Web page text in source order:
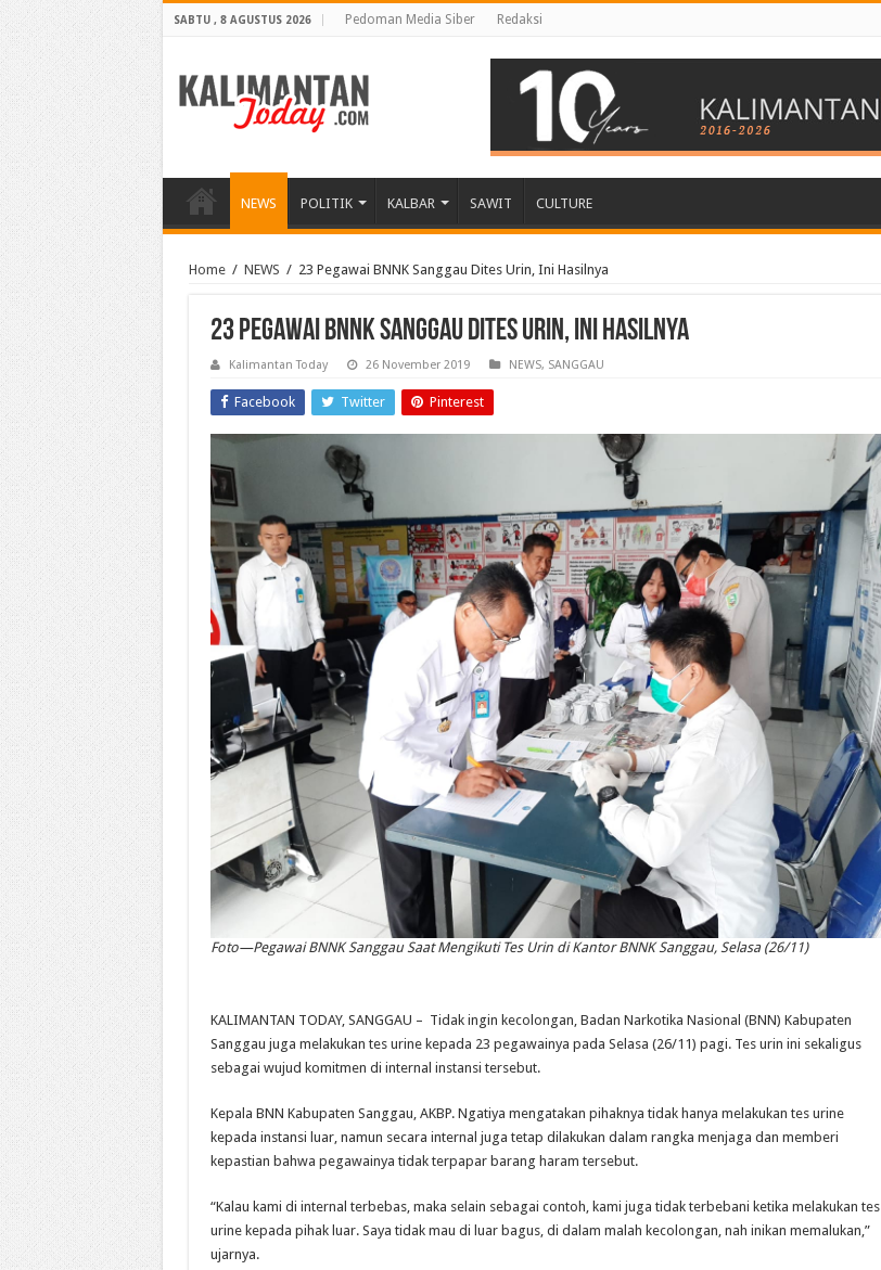
SABTU , 8 AGUSTUS 2026 Pedoman Media Siber Redaksi
NEWS POLITIK KALBAR SAWIT CULTURE
Home / NEWS / 23 Pegawai BNNK Sanggau Dites Urin, Ini Hasilnya
23 Pegawai BNNK Sanggau Dites Urin, Ini Hasilnya
Kalimantan Today 26 November 2019 NEWS, SANGGAU
Facebook Twitter Pinterest
Foto—Pegawai BNNK Sanggau Saat Mengikuti Tes Urin di Kantor BNNK Sanggau, Selasa (26/11)
KALIMANTAN TODAY, SANGGAU – Tidak ingin kecolongan, Badan Narkotika Nasional (BNN) Kabupaten
Sanggau juga melakukan tes urine kepada 23 pegawainya pada Selasa (26/11) pagi. Tes urin ini sekaligus
sebagai wujud komitmen di internal instansi tersebut.
Kepala BNN Kabupaten Sanggau, AKBP. Ngatiya mengatakan pihaknya tidak hanya melakukan tes urine
kepada instansi luar, namun secara internal juga tetap dilakukan dalam rangka menjaga dan memberi
kepastian bahwa pegawainya tidak terpapar barang haram tersebut.
“Kalau kami di internal terbebas, maka selain sebagai contoh, kami juga tidak terbebani ketika melakukan tes
urine kepada pihak luar. Saya tidak mau di luar bagus, di dalam malah kecolongan, nah inikan memalukan,”
ujarnya.